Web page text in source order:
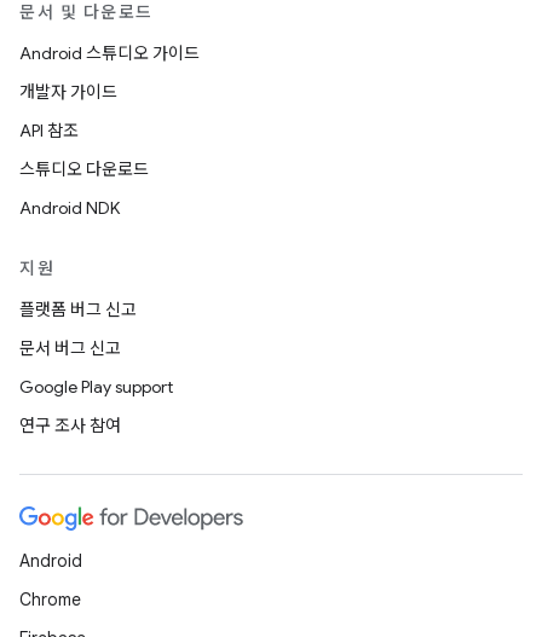
문서 및 다운로드
Android 스튜디오 가이드
개발자 가이드
API 참조
스튜디오 다운로드
Android NDK
지원
플랫폼 버그 신고
문서 버그 신고
Google Play support
연구 조사 참여
Android
Chrome